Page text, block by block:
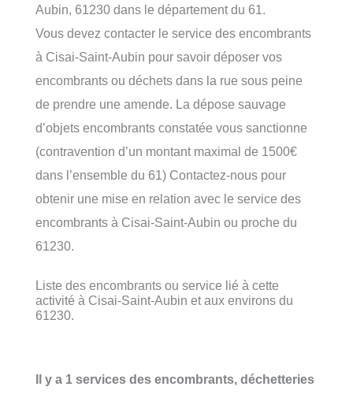
Aubin, 61230 dans le département du 61.
Vous devez contacter le service des encombrants
à Cisai-Saint-Aubin pour savoir déposer vos
encombrants ou déchets dans la rue sous peine
de prendre une amende. La dépose sauvage
d’objets encombrants constatée vous sanctionne
(contravention d’un montant maximal de 1500€
dans l’ensemble du 61) Contactez-nous pour
obtenir une mise en relation avec le service des
encombrants à Cisai-Saint-Aubin ou proche du
61230.
Liste des encombrants ou service lié à cette
activité à Cisai-Saint-Aubin et aux environs du
61230.
Il y a 1 services des encombrants, déchetteries